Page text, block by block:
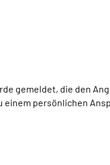
gemeldet, die den
einem persönlichen